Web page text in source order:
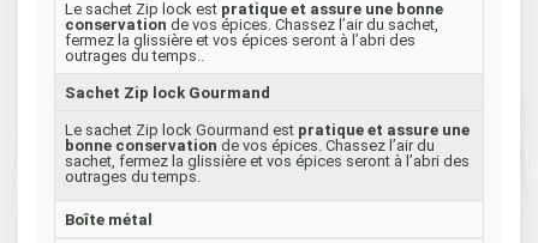
Le sachet Zip lock est pratique et assure une bonne
conservation de vos épices. Chassez l’air du sachet,
fermez la glissière et vos épices seront à l’abri des
outrages du temps..
Sachet Zip lock Gourmand
Le sachet Zip lock Gourmand est pratique et assure une
bonne conservation de vos épices. Chassez l’air du
sachet, fermez la glissière et vos épices seront à l’abri des
outrages du temps.
Boîte métal